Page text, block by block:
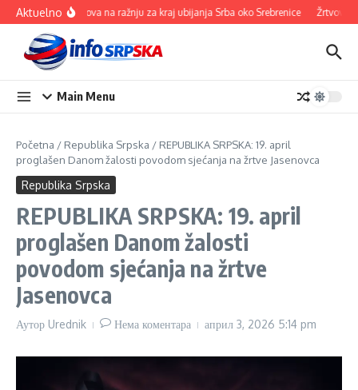
Прескочи на
Aktuelno100 ovnova na ražnju za kraj ubijanja Srba oko Srebrenice Žrtvovali
Main Menu
Početna / Republika Srpska / REPUBLIKA SRPSKA: 19. april
proglašen Danom žalosti povodom sjećanja na žrtve Jasenovca
Republika Srpska
REPUBLIKA SRPSKA: 19. april
proglašen Danom žalosti
povodom sjećanja na žrtve
Jasenovca
Аутор Urednik Нема коментара април 3, 2026 5:14 pm